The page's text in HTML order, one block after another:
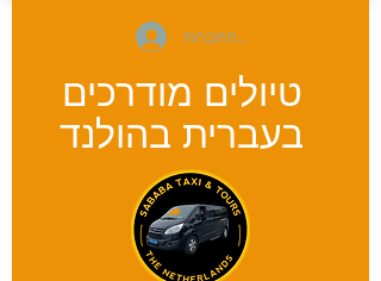
להתחברות
טיולים מודרכים
בעברית בהולנד